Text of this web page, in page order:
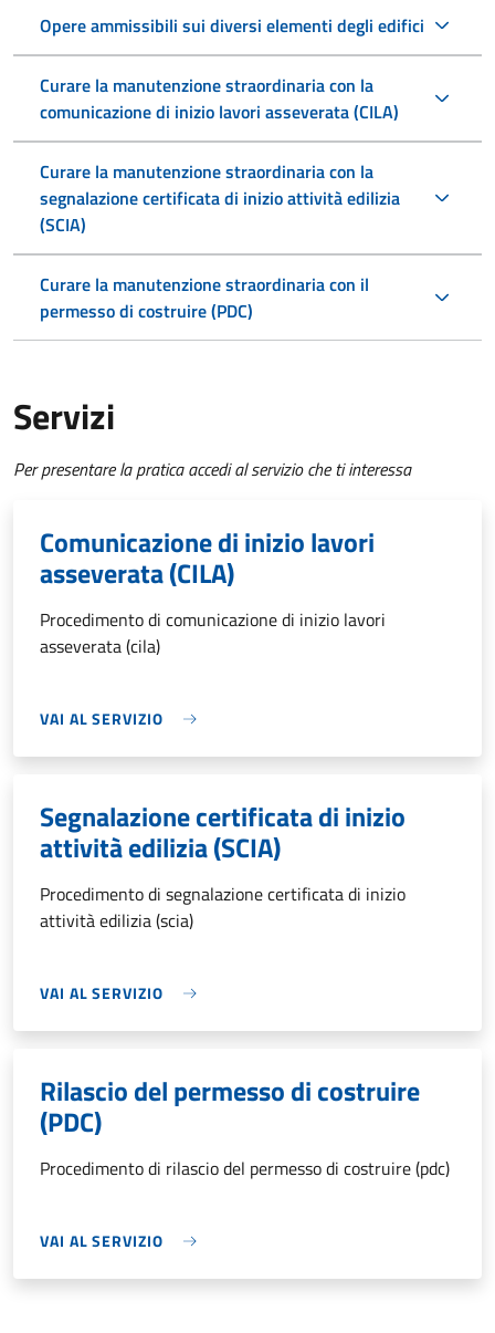
Opere ammissibili sui diversi elementi degli edifici
Curare la manutenzione straordinaria con la
comunicazione di inizio lavori asseverata (CILA)
Curare la manutenzione straordinaria con la
segnalazione certificata di inizio attività edilizia
(SCIA)
Curare la manutenzione straordinaria con il
permesso di costruire (PDC)
Servizi
Per presentare la pratica accedi al servizio che ti interessa
Comunicazione di inizio lavori
asseverata (CILA)
Procedimento di comunicazione di inizio lavori
asseverata (cila)
VAI AL SERVIZIO
Segnalazione certificata di inizio
attività edilizia (SCIA)
Procedimento di segnalazione certificata di inizio
attività edilizia (scia)
VAI AL SERVIZIO
Rilascio del permesso di costruire
(PDC)
Procedimento di rilascio del permesso di costruire (pdc)
VAI AL SERVIZIO